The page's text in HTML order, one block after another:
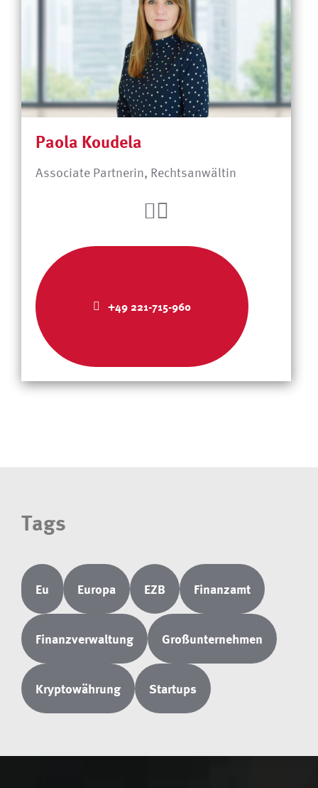
Paola Koudela
Associate Partnerin, Rechtsanwältin
+49 221-715-960
Tags
Eu Europa EZB Finanzamt
Finanzverwaltung Großunternehmen
Kryptowährung Startups